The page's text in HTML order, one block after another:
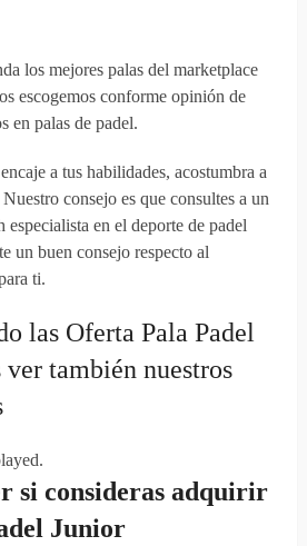
los mejores palas del marketplace
escogemos conforme opinión de
en palas de padel.
a tus habilidades, acostumbra a
consejo es que consultes a un
especialista en el deporte de padel
un buen consejo respecto al
ti.
las Oferta Pala Padel
también nuestros
siconsideras adquirir
Junior